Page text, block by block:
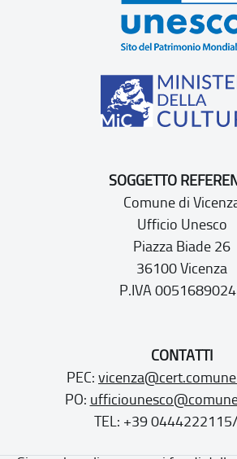
SOGGETTO
Comune di
Ufficio Unesco
Piazza Biade 26
36100 Vicenza
P.IVA
CONTATTI
PEC:
PO:
TEL: +39